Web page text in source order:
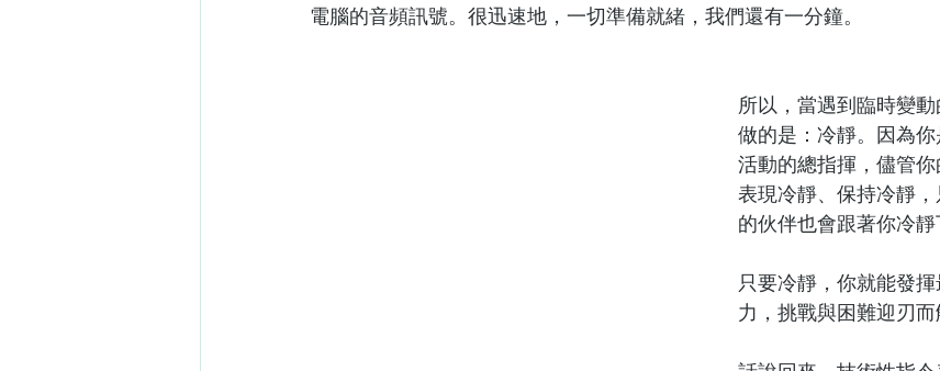
電腦的音頻訊號。很迅速地，一切準備就緒，我們還有一分鐘。
所以，當遇到臨時變
做的是：冷靜。因為
活動的總指揮，儘管
表現冷靜、保持冷靜
的伙伴也會跟著你冷靜
只要冷靜，你就能發
力，挑戰與困難迎刃而